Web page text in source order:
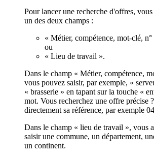
Pour lancer une recherche d'offres,
un des deux champs :
« Métier, compétence, mot-clé,
ou
« Lieu de travail ».
Dans le champ « Métier, compétence,
vous pouvez saisir, par exemple, «
« brasserie » en tapant sur la touche «
mot. Vous recherchez une offre précise
directement sa référence, par exemple
Dans le champ « lieu de travail », vous
saisir une commune, un département,
un continent.